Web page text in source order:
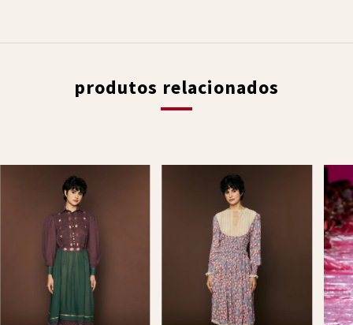
produtos relacionados